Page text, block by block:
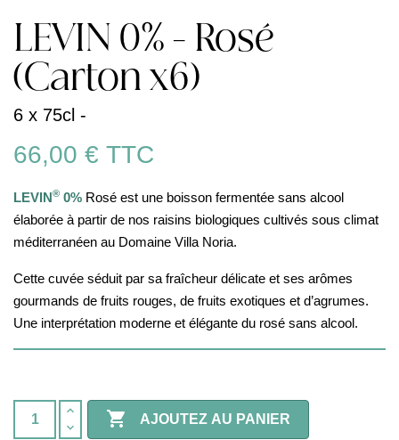
LEVIN 0% - Rosé
(Carton x6)
6 x 75cl -
66,00 € TTC
LEVIN® 0% Rosé est une boisson fermentée sans alcool
élaborée à partir de nos raisins biologiques cultivés sous climat
méditerranéen au Domaine Villa Noria.
Cette cuvée séduit par sa fraîcheur délicate et ses arômes
gourmands de fruits rouges, de fruits exotiques et d’agrumes.
Une interprétation moderne et élégante du rosé sans alcool.
 AJOUTEZ AU PANIER